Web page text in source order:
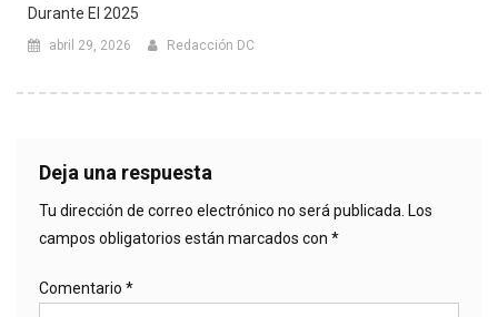
Durante El 2025
abril 29, 2026 Redacción DC
Deja una respuesta
Tu dirección de correo electrónico no será publicada. Los
campos obligatorios están marcados con *
Comentario *